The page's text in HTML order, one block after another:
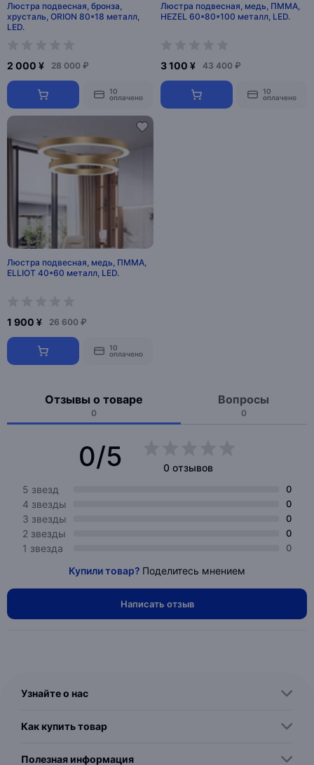
Люстра подвесная, бронза,
хрусталь, ORION 80*18 металл,
LED.
2 000 ¥ 28 000 ₽
10
оплачено
Люстра подвесная, медь, ПММА,
HEZEL 60*80*100 металл, LED.
3 100 ¥ 43 400 ₽
10
оплачено
Люстра подвесная, медь, ПММА,
ELLIOT 40*60 металл, LED.
1 900 ¥ 26 600 ₽
10
оплачено
Отзывы о товаре
0
Вопросы
0
0/5
0 отзывов
5 звезд
0
4 звезды 0
3 звезды 0
2 звезды 0
1 звезда 0
Купили товар? Поделитесь мнением
Написать отзыв
Узнайте о нас
Как купить товар
Полезная информация